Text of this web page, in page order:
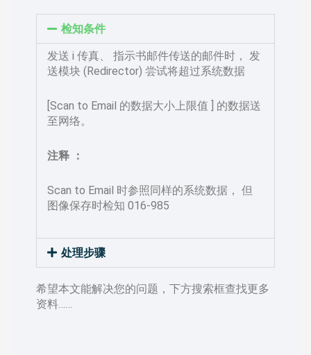
检知条件
发送 i 传真、 指示书邮件传送的邮件时， 发
送模块 (Redirector) 尝试将超过系统数据
[Scan to Email 的数据大小上限值 ] 的数据送
至网络。
注释 ：
Scan to Email 时参照同样的系统数据， 但
图像保存时检知 016-985
处理步骤
希望本文能解决您的问题，下方搜索框查找更多
资料……